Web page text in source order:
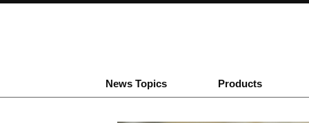
News Topics Products